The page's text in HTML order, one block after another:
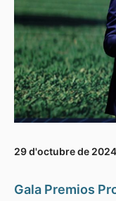
29 d'octubre de 2024
Gala Premios